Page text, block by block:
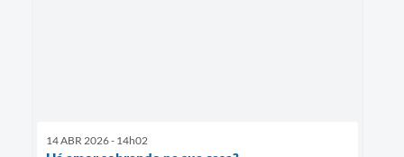
14 ABR 2026 - 14h02